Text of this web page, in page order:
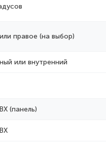
правое (на выбор)
или внутренний
(панель)